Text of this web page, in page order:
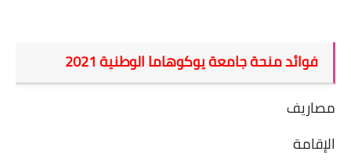
فوائد منحة جامعة يوكوهاما الوطنية 2021
مصاريف
الإقامة